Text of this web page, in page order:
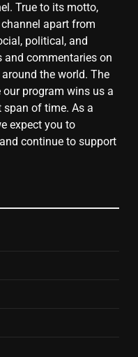
को लेकर बड़ी खबरें
परिवार पर बड़ा झटका,
IRCTC घोटाले में आरोप
True to its motto,
apart from
political, and
and commentaries on
the world. The
program wins us a
span of time. As a
expect you to
continue to support